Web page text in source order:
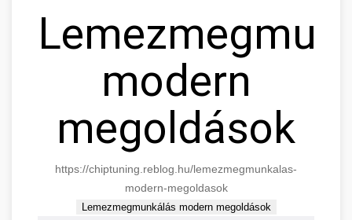
modern
megoldások
https://chiptuning.reblog.hu/lemezmegmunkalas-
modern-megoldasok
Lemezmegmunkálás modern megoldások